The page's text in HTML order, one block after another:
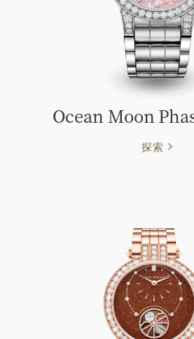
Ocean Moon
探索